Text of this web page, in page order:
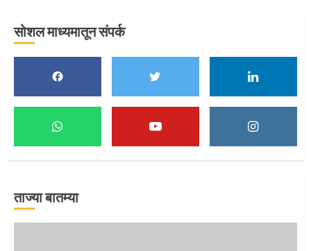
पुणेकरांकडून पालख्यांचे उत्साही स्वागत
मुख्यमंत्र्यांच्या हस्ते विठ्ठलाची महापूजा
सोशल माध्यमातून संपर्क
ताज्या बातम्या